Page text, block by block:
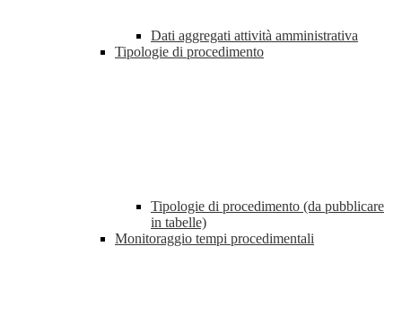
Dati aggregati attività amministrativa
Tipologie di procedimento
Tipologie di procedimento (da pubblicare
in tabelle)
Monitoraggio tempi procedimentali